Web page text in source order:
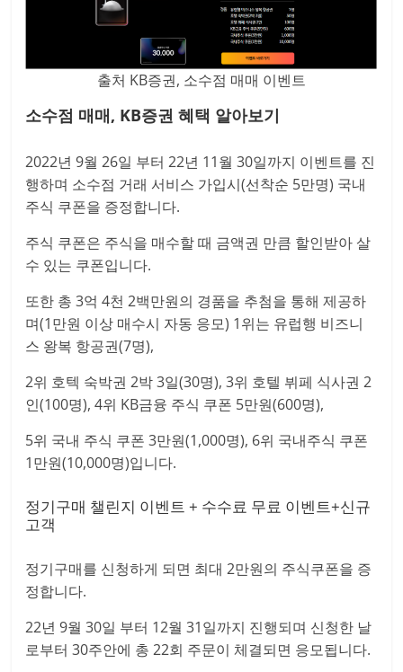
출처 KB증권, 소수점 매매 이벤트
소수점 매매, KB증권 혜택 알아보기
2022년 9월 26일 부터 22년 11월 30일까지 이벤트를 진
행하며 소수점 거래 서비스 가입시(선착순 5만명) 국내
주식 쿠폰을 증정합니다.
주식 쿠폰은 주식을 매수할 때 금액권 만큼 할인받아 살
수 있는 쿠폰입니다.
또한 총 3억 4천 2백만원의 경품을 추첨을 통해 제공하
며(1만원 이상 매수시 자동 응모) 1위는 유럽행 비즈니
스 왕복 항공권(7명),
2위 호텍 숙박권 2박 3일(30명), 3위 호텔 뷔페 식사권 2
인(100명), 4위 KB금융 주식 쿠폰 5만원(600명),
5위 국내 주식 쿠폰 3만원(1,000명), 6위 국내주식 쿠폰
1만원(10,000명)입니다.
정기구매 챌린지 이벤트 + 수수료 무료 이벤트+신규
고객
정기구매를 신청하게 되면 최대 2만원의 주식쿠폰을 증
정합니다.
22년 9월 30일 부터 12월 31일까지 진행되며 신청한 날
로부터 30주안에 총 22회 주문이 체결되면 응모됩니다.